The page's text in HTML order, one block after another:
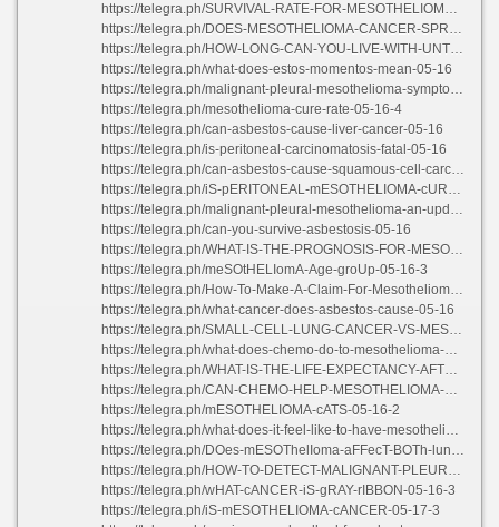
https://telegra.ph/SURVIVAL-RATE-FOR-MESOTHELIOMA-STAGE-4-05-16
https://telegra.ph/DOES-MESOTHELIOMA-CANCER-SPREAD-05-17
https://telegra.ph/HOW-LONG-CAN-YOU-LIVE-WITH-UNTREATED-MESOTHELIOMA-05-15
https://telegra.ph/what-does-estos-momentos-mean-05-16
https://telegra.ph/malignant-pleural-mesothelioma-symptoms-05-16
https://telegra.ph/mesothelioma-cure-rate-05-16-4
https://telegra.ph/can-asbestos-cause-liver-cancer-05-16
https://telegra.ph/is-peritoneal-carcinomatosis-fatal-05-16
https://telegra.ph/can-asbestos-cause-squamous-cell-carcinoma-05-16
https://telegra.ph/iS-pERITONEAL-mESOTHELIOMA-cURABLE-05-16-3
https://telegra.ph/malignant-pleural-mesothelioma-an-update-on-investigation-diagnosis-and-treatment-05-15
https://telegra.ph/can-you-survive-asbestosis-05-16
https://telegra.ph/WHAT-IS-THE-PROGNOSIS-FOR-MESOTHELIOMA-05-17-2
https://telegra.ph/meSOtHELIomA-Age-groUp-05-16-3
https://telegra.ph/How-To-Make-A-Claim-For-Mesothelioma-05-16
https://telegra.ph/what-cancer-does-asbestos-cause-05-16
https://telegra.ph/SMALL-CELL-LUNG-CANCER-VS-MESOTHELIOMA-05-17-3
https://telegra.ph/what-does-chemo-do-to-mesothelioma-05-16-3
https://telegra.ph/WHAT-IS-THE-LIFE-EXPECTANCY-AFTER-LUNG-CANCER-05-16
https://telegra.ph/CAN-CHEMO-HELP-MESOTHELIOMA-05-16
https://telegra.ph/mESOTHELIOMA-cATS-05-16-2
https://telegra.ph/what-does-it-feel-like-to-have-mesothelioma-05-16-3
https://telegra.ph/DOes-mESOThelIoma-aFFecT-BOTh-lunGS-05-16
https://telegra.ph/HOW-TO-DETECT-MALIGNANT-PLEURAL-EFFUSION-05-16
https://telegra.ph/wHAT-cANCER-iS-gRAY-rIBBON-05-16-3
https://telegra.ph/iS-mESOTHELIOMA-cANCER-05-17-3